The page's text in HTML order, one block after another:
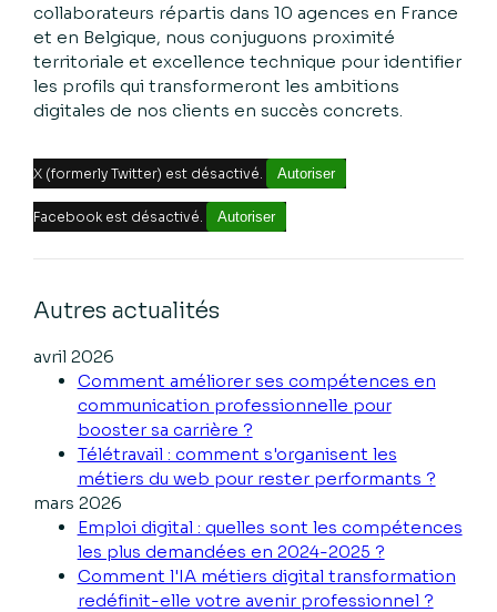
collaborateurs répartis dans 10 agences en France
et en Belgique, nous conjuguons proximité
territoriale et excellence technique pour identifier
les profils qui transformeront les ambitions
digitales de nos clients en succès concrets.
X (formerly Twitter) est désactivé. Autoriser
Facebook est désactivé. Autoriser
Autres actualités
avril 2026
Comment améliorer ses compétences en
communication professionnelle pour
booster sa carrière ?
Télétravail : comment s'organisent les
métiers du web pour rester performants ?
mars 2026
Emploi digital : quelles sont les compétences
les plus demandées en 2024-2025 ?
Comment l'IA métiers digital transformation
redéfinit-elle votre avenir professionnel ?